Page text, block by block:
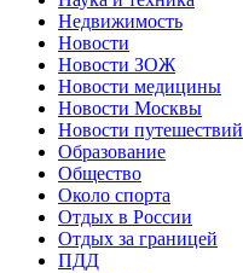
Недвижимость
Новости
Новости ЗОЖ
Новости медицины
Новости Москвы
Новости путешествий
Образование
Общество
Около спорта
Отдых в России
Отдых за границей
ПДД